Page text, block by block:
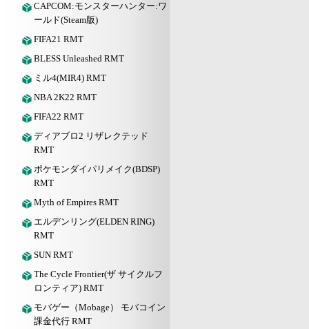
CAPCOM:モンスターハンター:ワ
ールド(Steam版)
FIFA21 RMT
BLESS Unleashed RMT
ミル4(MIR4) RMT
NBA 2K22 RMT
FIFA22 RMT
ディアブロ2 リザレクテッド
RMT
ポケモンダイパリメイク(BDSP)
RMT
Myth of Empires RMT
エルデンリング(ELDEN RING)
RMT
SUN RMT
The Cycle Frontier(ザ サイクルフ
ロンティア) RMT
モバゲー（Mobage） モバコイン
課金代行 RMT